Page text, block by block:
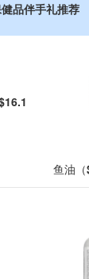
品伴手礼推荐
鱼油（